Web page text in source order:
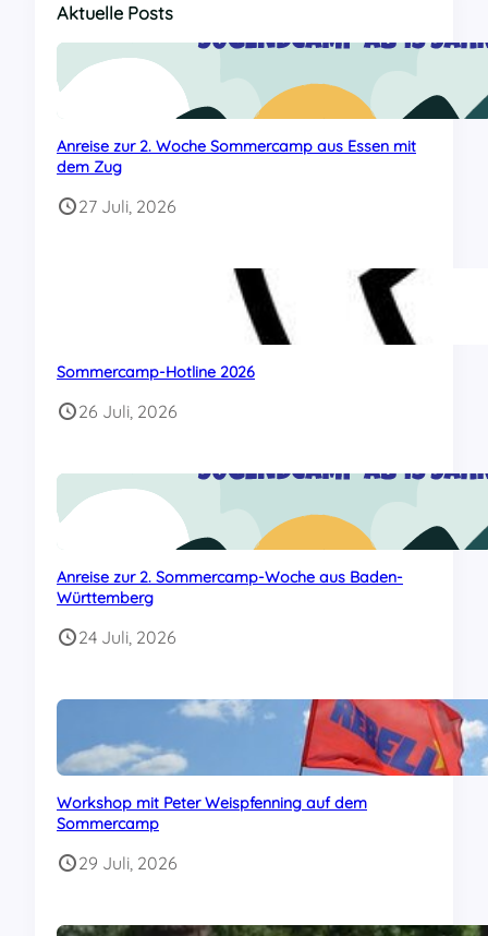
Aktuelle Posts
Anreise zur 2. Woche Sommercamp aus Essen mit
dem Zug
27 Juli, 2026
Sommercamp-Hotline 2026
26 Juli, 2026
Anreise zur 2. Sommercamp-Woche aus Baden-
Württemberg
24 Juli, 2026
Workshop mit Peter Weispfenning auf dem
Sommercamp
29 Juli, 2026